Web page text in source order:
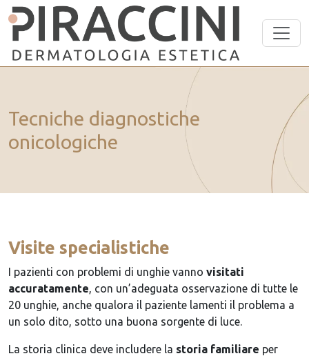
Vai al contenuto principale
Tecniche diagnostiche
onicologiche
Visite specialistiche
I pazienti con problemi di unghie vanno visitati
accuratamente, con un’adeguata osservazione di tutte le
20 unghie, anche qualora il paziente lamenti il problema a
un solo dito, sotto una buona sorgente di luce.
La storia clinica deve includere la storia familiare per